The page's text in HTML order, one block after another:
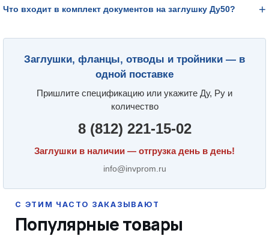
Что входит в комплект документов на заглушку Ду50?
Заглушки, фланцы, отводы и тройники — в
одной поставке
Пришлите спецификацию или укажите Ду, Ру и
количество
8 (812) 221-15-02
Заглушки в наличии — отгрузка день в день!
info@invprom.ru
Популярные товары